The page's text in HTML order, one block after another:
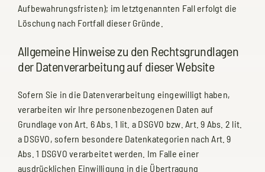
Aufbewahrungsfristen); im letztgenannten Fall erfolgt die
Löschung nach Fortfall dieser Gründe.
Allgemeine Hinweise zu den Rechtsgrundlagen
der Datenverarbeitung auf dieser Website
Sofern Sie in die Datenverarbeitung eingewilligt haben,
verarbeiten wir Ihre personenbezogenen Daten auf
Grundlage von Art. 6 Abs. 1 lit. a DSGVO bzw. Art. 9 Abs. 2 lit.
a DSGVO, sofern besondere Datenkategorien nach Art. 9
Abs. 1 DSGVO verarbeitet werden. Im Falle einer
ausdrücklichen Einwilligung in die Übertragung